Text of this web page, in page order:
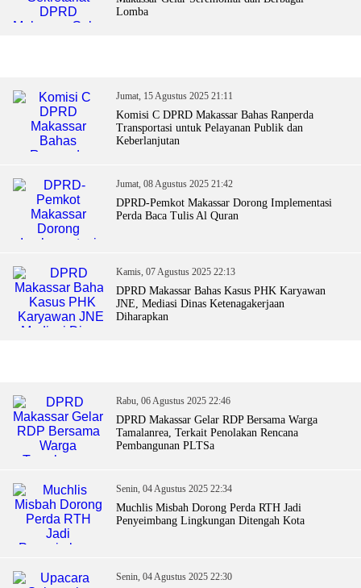
Lomba
Jumat, 15 Agustus 2025 21:11
Komisi C DPRD Makassar Bahas Ranperda
Transportasi untuk Pelayanan Publik dan
Keberlanjutan
Jumat, 08 Agustus 2025 21:42
DPRD-Pemkot Makassar Dorong Implementasi
Perda Baca Tulis Al Quran
Kamis, 07 Agustus 2025 22:13
DPRD Makassar Bahas Kasus PHK Karyawan
JNE, Mediasi Dinas Ketenagakerjaan
Diharapkan
Rabu, 06 Agustus 2025 22:46
DPRD Makassar Gelar RDP Bersama Warga
Tamalanrea, Terkait Penolakan Rencana
Pembangunan PLTSa
Senin, 04 Agustus 2025 22:34
Muchlis Misbah Dorong Perda RTH Jadi
Penyeimbang Lingkungan Ditengah Kota
Senin, 04 Agustus 2025 22:30